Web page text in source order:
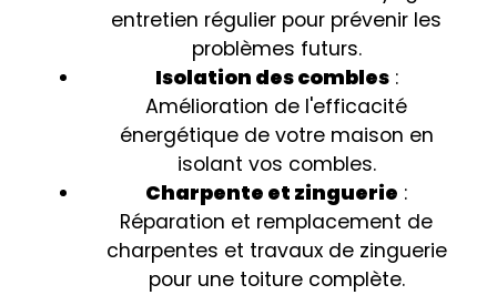
entretien régulier pour prévenir les
problèmes futurs.
Isolation des combles:
Amélioration de l'efficacité
énergétique de votre maison en
isolant vos combles.
Charpente et zinguerie :
Réparation et remplacement de
charpentes et travaux de zinguerie
pour une toiture complète.